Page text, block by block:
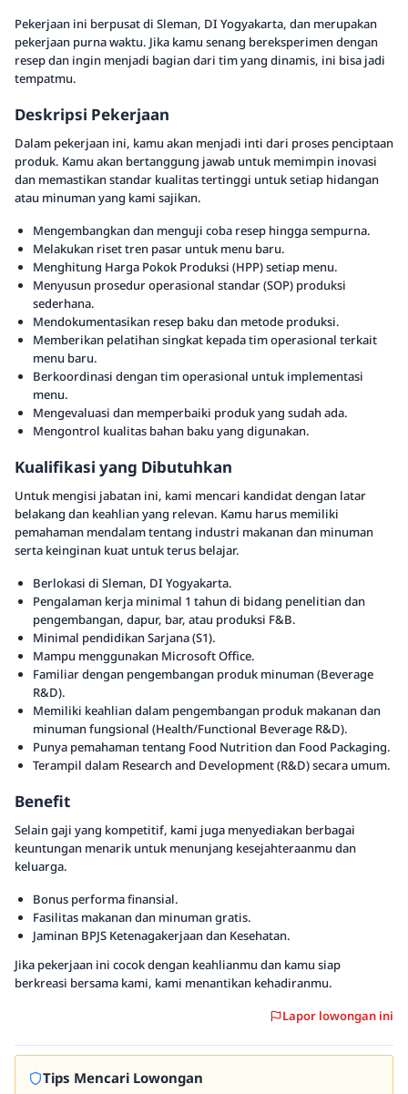
Pekerjaan ini berpusat di Sleman, DI Yogyakarta, dan merupakan
pekerjaan purna waktu. Jika kamu senang bereksperimen dengan
resep dan ingin menjadi bagian dari tim yang dinamis, ini bisa jadi
tempatmu.
Deskripsi Pekerjaan
Dalam pekerjaan ini, kamu akan menjadi inti dari proses penciptaan
produk. Kamu akan bertanggung jawab untuk memimpin inovasi
dan memastikan standar kualitas tertinggi untuk setiap hidangan
atau minuman yang kami sajikan.
Mengembangkan dan menguji coba resep hingga sempurna.
Melakukan riset tren pasar untuk menu baru.
Menghitung Harga Pokok Produksi (HPP) setiap menu.
Menyusun prosedur operasional standar (SOP) produksi
sederhana.
Mendokumentasikan resep baku dan metode produksi.
Memberikan pelatihan singkat kepada tim operasional terkait
menu baru.
Berkoordinasi dengan tim operasional untuk implementasi
menu.
Mengevaluasi dan memperbaiki produk yang sudah ada.
Mengontrol kualitas bahan baku yang digunakan.
Kualifikasi yang Dibutuhkan
Untuk mengisi jabatan ini, kami mencari kandidat dengan latar
belakang dan keahlian yang relevan. Kamu harus memiliki
pemahaman mendalam tentang industri makanan dan minuman
serta keinginan kuat untuk terus belajar.
Berlokasi di Sleman, DI Yogyakarta.
Pengalaman kerja minimal 1 tahun di bidang penelitian dan
pengembangan, dapur, bar, atau produksi F&B.
Minimal pendidikan Sarjana (S1).
Mampu menggunakan Microsoft Office.
Familiar dengan pengembangan produk minuman (Beverage
R&D).
Memiliki keahlian dalam pengembangan produk makanan dan
minuman fungsional (Health/Functional Beverage R&D).
Punya pemahaman tentang Food Nutrition dan Food Packaging.
Terampil dalam Research and Development (R&D) secara umum.
Benefit
Selain gaji yang kompetitif, kami juga menyediakan berbagai
keuntungan menarik untuk menunjang kesejahteraanmu dan
keluarga.
Bonus performa finansial.
Fasilitas makanan dan minuman gratis.
Jaminan BPJS Ketenagakerjaan dan Kesehatan.
Jika pekerjaan ini cocok dengan keahlianmu dan kamu siap
berkreasi bersama kami, kami menantikan kehadiranmu.
Lapor lowongan ini
Tips Mencari Lowongan